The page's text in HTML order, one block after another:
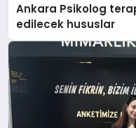
Ankara Psikolog
edilecek hususlar